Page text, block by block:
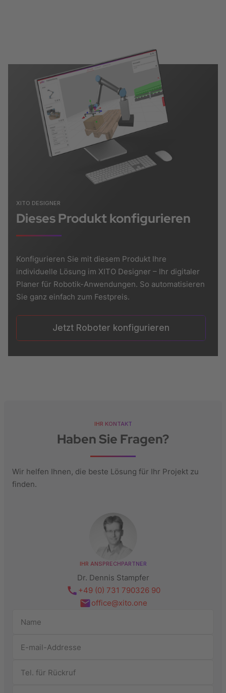
XITO DESIGNER
Dieses Produkt konfigurieren
Konfigurieren Sie mit diesem Produkt Ihre
individuelle Lösung im XITO Designer – Ihr digitaler
Planer für Robotik-Anwendungen. So automatisieren
Sie ganz einfach zum Festpreis.
Jetzt Roboter konfigurieren
IHR KONTAKT
Haben Sie Fragen?
Wir helfen Ihnen, die beste Lösung für Ihr Projekt zu
finden.
IHR ANSPRECHPARTNER
Dr. Dennis Stampfer
+49 (0) 731 790326 90
office@xito.one